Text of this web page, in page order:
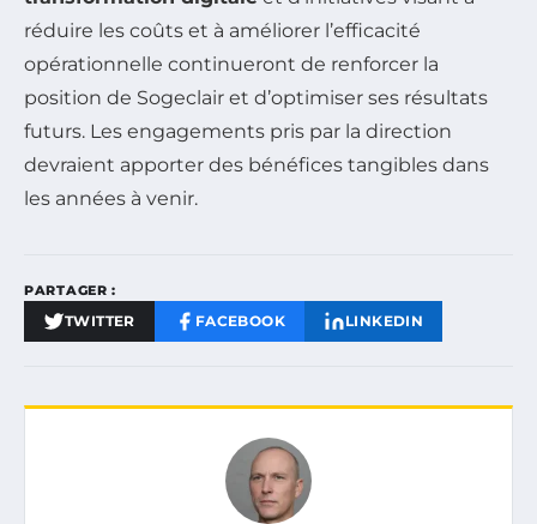
réduire les coûts et à améliorer l’efficacité
opérationnelle continueront de renforcer la
position de Sogeclair et d’optimiser ses résultats
futurs. Les engagements pris par la direction
devraient apporter des bénéfices tangibles dans
les années à venir.
PARTAGER :
TWITTER FACEBOOK LINKEDIN